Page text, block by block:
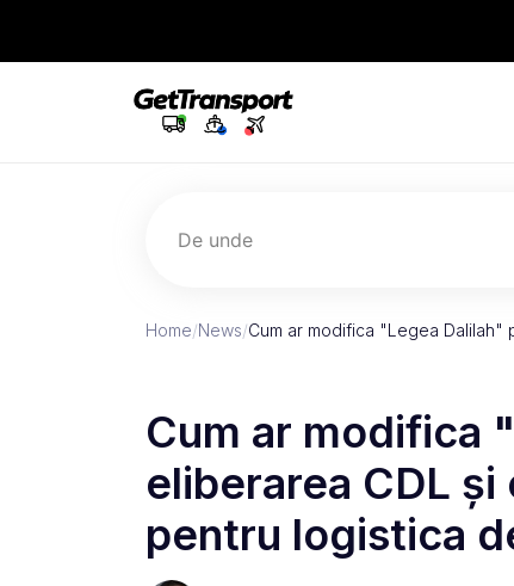
De unde
Home/News/Cum ar modifica "Legea
Cum ar modifica
eliberarea CDL
pentru logistica